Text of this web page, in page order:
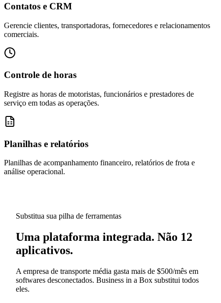
Contatos e CRM
Gerencie clientes, transportadoras, fornecedores e relacionamentos
comerciais.
Controle de horas
Registre as horas de motoristas, funcionários e prestadores de
serviço em todas as operações.
Planilhas e relatórios
Planilhas de acompanhamento financeiro, relatórios de frota e
análise operacional.
Substitua sua pilha de ferramentas
Uma plataforma integrada. Não 12
aplicativos.
A empresa de transporte média gasta mais de $500/mês em
softwares desconectados. Business in a Box substitui todos
eles.